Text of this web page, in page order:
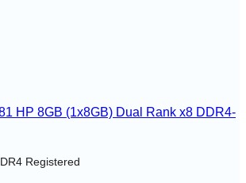
HP 8GB (1x8GB) Dual Rank x8 DDR4-
Registered